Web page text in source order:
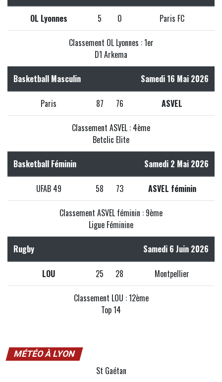
OL Lyonnes 5 0 Paris FC
Classement OL Lyonnes : 1er
D1 Arkema
Basketball Masculin Samedi 16 Mai 2026
Paris 87 76 ASVEL
Classement ASVEL : 4ème
Betclic Elite
Basketball Féminin Samedi 2 Mai 2026
UFAB 49 58 73 ASVEL féminin
Classement ASVEL féminin : 9ème
Ligue Féminine
Rugby Samedi 6 Juin 2026
LOU 25 28 Montpellier
Classement LOU : 12ème
Top 14
MÉTÉO À LYON
St Gaétan